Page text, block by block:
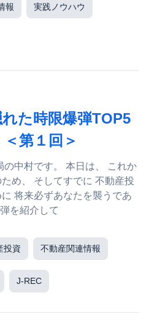
報 実践ノウハウ
れた時限爆弾TOP5
第１回＞
本日は、 これか
不動産投
あ
を紹介して
投資 不動産関連情報
J-REC